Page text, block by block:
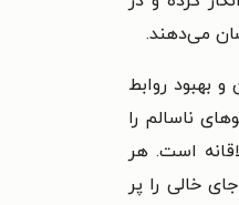
می‌دهند.
بهبود روابط
ناسالم را
است. هر
خالی را پر